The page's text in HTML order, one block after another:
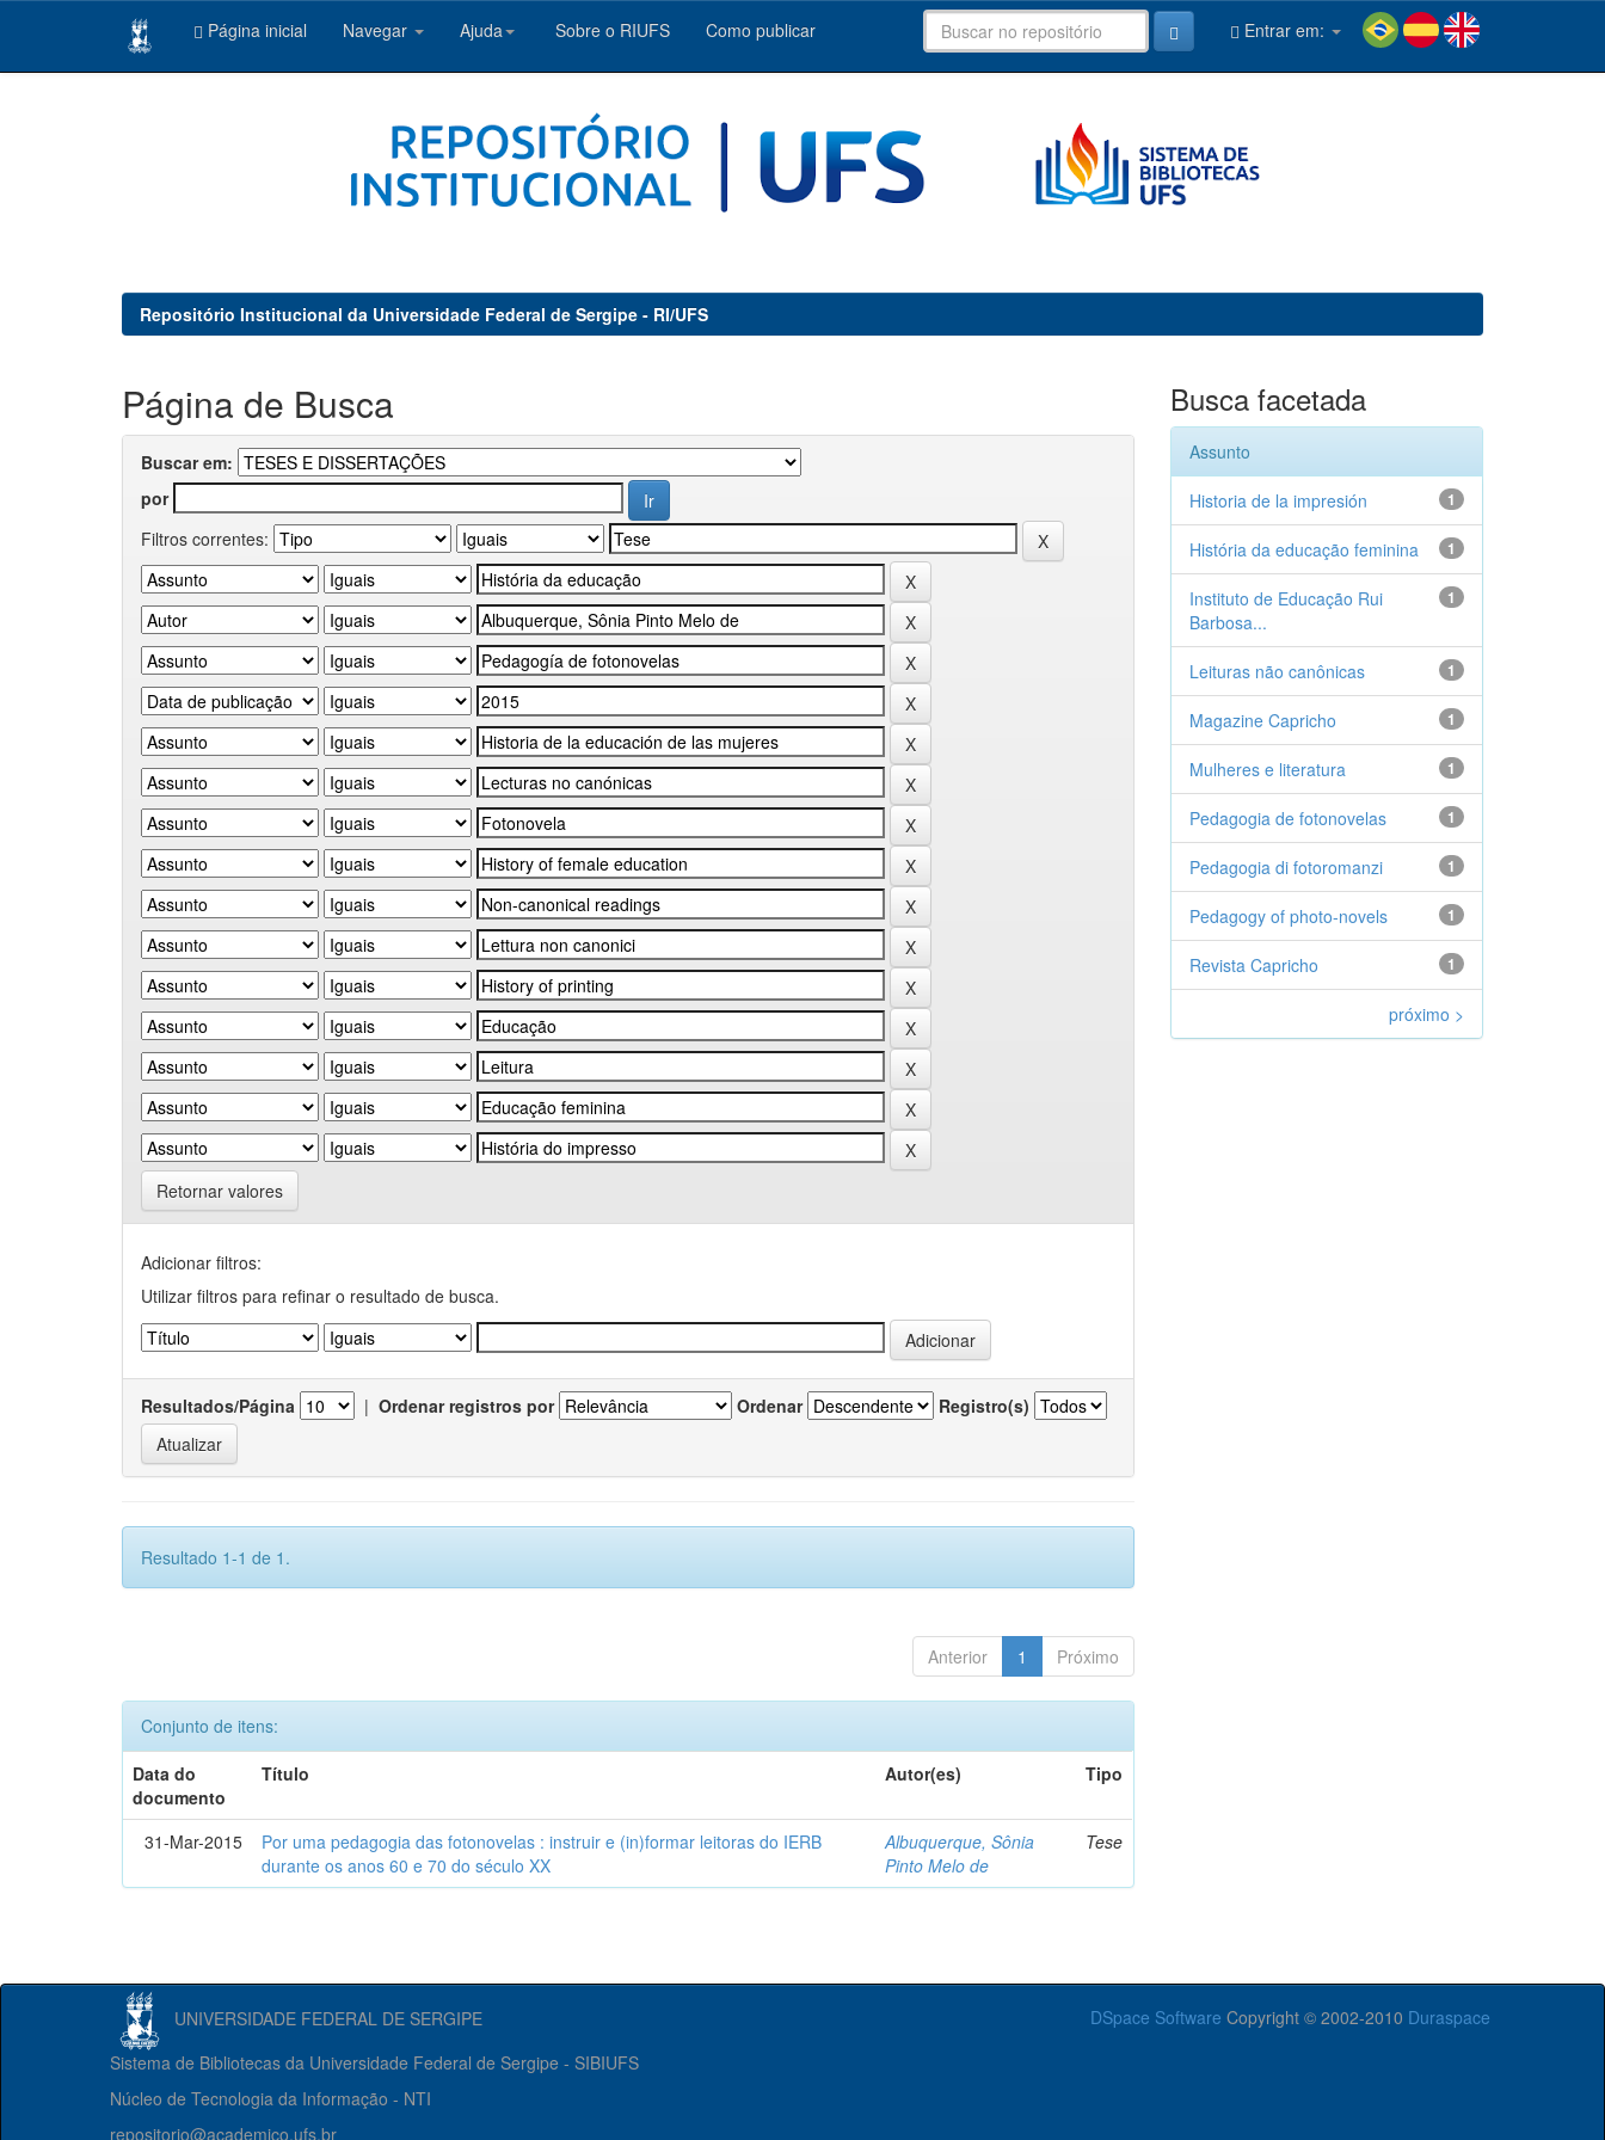
Página inicial Navegar Ajuda Sobre o RIUFS Como publicar Entrar em:
Repositório Institucional da Universidade Federal de Sergipe - RI/UFS
Página de Busca
Buscar em:
por
Filtros correntes:
Retornar valores
Adicionar filtros:
Utilizar filtros para refinar o resultado de busca.
Resultados/Página | Ordenar registros por Ordenar Registro(s)
Resultado 1-1 de 1.
Anterior 1 Próximo
Conjunto de itens:
Data do
documento
Título Autor(es) Tipo
31-Mar-2015
Por uma pedagogia das fotonovelas : instruir e (in)formar leitoras do IERB
durante os anos 60 e 70 do século XX
Albuquerque, Sônia
Pinto Melo de
Tese
Busca facetada
Assunto
1
Historia de la impresión
1
História da educação feminina
1
Instituto de Educação Rui
Barbosa...
1
Leituras não canônicas
1
Magazine Capricho
1
Mulheres e literatura
1
Pedagogia de fotonovelas
1
Pedagogia di fotoromanzi
1
Pedagogy of photo-novels
1
Revista Capricho
próximo >
UNIVERSIDADE FEDERAL DE SERGIPE DSpace Software Copyright © 2002-2010 Duraspace
Sistema de Bibliotecas da Universidade Federal de Sergipe - SIBIUFS
Núcleo de Tecnologia da Informação - NTI
repositorio@academico.ufs.br